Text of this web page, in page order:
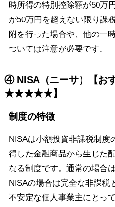
時所得の特別控除額が50万
が50万円を超えない限り課
附を行った場合や、他の一
ついては注意が必要です。
④ NISA（ニーサ）【お
★★★★★】
制度の特徴
NISAは小額投資非課税制度
得した金融商品から生じた
なる制度です。通常の場合
NISAの場合は完全な非課税
不安定な個人事業主にとっ